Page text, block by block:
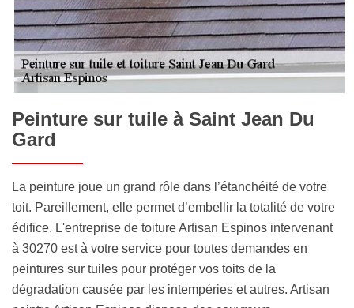
Peinture sur tuile à Saint Jean Du
Gard
La peinture joue un grand rôle dans l’étanchéité de votre
toit. Pareillement, elle permet d’embellir la totalité de votre
édifice. L'entreprise de toiture Artisan Espinos intervenant
à 30270 est à votre service pour toutes demandes en
peintures sur tuiles pour protéger vos toits de la
dégradation causée par les intempéries et autres. Artisan